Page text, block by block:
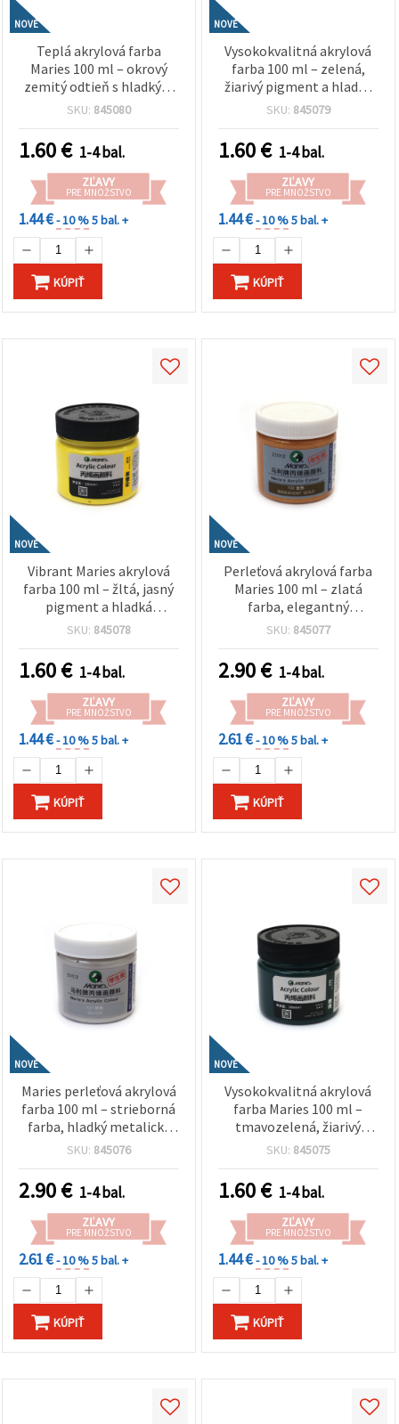
NOVÉ
Teplá akrylová farba
Maries 100 ml – okrový
zemitý odtieň s hladkým
krytím pre umelcov,
hobby dekorácie doma
SKU: 845080
1.60€ 1-4 bal.
ZĽAVY
PRE MNOŽSTVO
1.44 €- 10 %5 bal. +
KÚPIŤ
NOVÉ
Vysokokvalitná akrylová
farba 100 ml – zelená,
žiarivý pigment a hladká
konzistencia pre umelcov,
hobby projekty
SKU: 845079
1.60€ 1-4 bal.
ZĽAVY
PRE MNOŽSTVO
1.44 €- 10 %5 bal. +
KÚPIŤ
NOVÉ
Vibrant Maries akrylová
farba 100 ml – žltá, jasný
pigment a hladká
konzistencia pre umelcov,
SKU: 845078
1.60€ 1-4 bal.
ZĽAVY
PRE MNOŽSTVO
1.44 €- 10 %5 bal. +
KÚPIŤ
NOVÉ
Perleťová akrylová farba
Maries 100 ml – zlatá
farba, elegantný
metalický efekt pre
kreatívne DIY projekty
SKU: 845077
2.90€ 1-4 bal.
ZĽAVY
PRE MNOŽSTVO
2.61 €- 10 %5 bal. +
KÚPIŤ
NOVÉ
Maries perleťová akrylová
farba 100 ml – strieborná
farba, hladký metalický
efekt na dekorácie, hobby
SKU: 845076
2.90€ 1-4 bal.
ZĽAVY
PRE MNOŽSTVO
2.61 €- 10 %5 bal. +
KÚPIŤ
NOVÉ
Vysokokvalitná akrylová
farba Maries 100 ml –
tmavozelená, žiarivý
pigment a hladká
študentov a kreatívne
hobby projekty
SKU: 845075
1.60€ 1-4 bal.
ZĽAVY
PRE MNOŽSTVO
1.44 €- 10 %5 bal. +
KÚPIŤ